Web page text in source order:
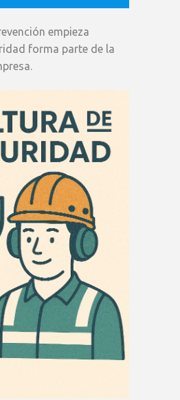
empieza
forma parte de la